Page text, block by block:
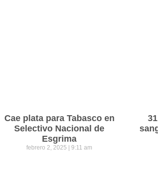
Cae plata para Tabasco en
Selectivo Nacional de
Esgrima
febrero 2, 2025 9:11 am